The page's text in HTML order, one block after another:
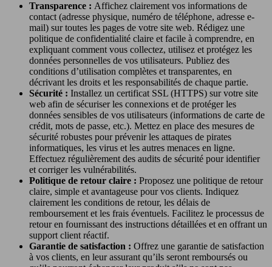
Transparence : Affichez clairement vos informations de
contact (adresse physique, numéro de téléphone, adresse e-
mail) sur toutes les pages de votre site web. Rédigez une
politique de confidentialité claire et facile à comprendre, en
expliquant comment vous collectez, utilisez et protégez les
données personnelles de vos utilisateurs. Publiez des
conditions d’utilisation complètes et transparentes, en
décrivant les droits et les responsabilités de chaque partie.
Sécurité : Installez un certificat SSL (HTTPS) sur votre site
web afin de sécuriser les connexions et de protéger les
données sensibles de vos utilisateurs (informations de carte de
crédit, mots de passe, etc.). Mettez en place des mesures de
sécurité robustes pour prévenir les attaques de pirates
informatiques, les virus et les autres menaces en ligne.
Effectuez régulièrement des audits de sécurité pour identifier
et corriger les vulnérabilités.
Politique de retour claire : Proposez une politique de retour
claire, simple et avantageuse pour vos clients. Indiquez
clairement les conditions de retour, les délais de
remboursement et les frais éventuels. Facilitez le processus de
retour en fournissant des instructions détaillées et en offrant un
support client réactif.
Garantie de satisfaction : Offrez une garantie de satisfaction
à vos clients, en leur assurant qu’ils seront remboursés ou